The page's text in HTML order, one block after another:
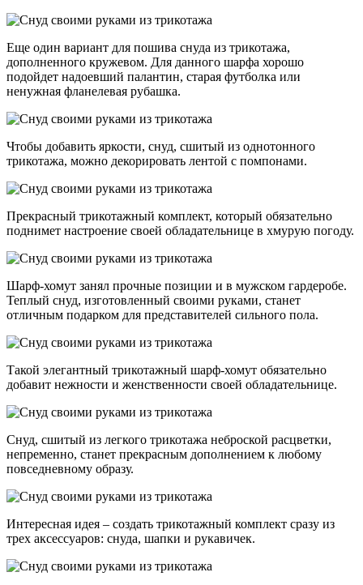
Еще один вариант для пошива снуда из трикотажа,
дополненного кружевом. Для данного шарфа хорошо
подойдет надоевший палантин, старая футболка или
ненужная фланелевая рубашка.
Чтобы добавить яркости, снуд, сшитый из однотонного
трикотажа, можно декорировать лентой с помпонами.
Прекрасный трикотажный комплект, который обязательно
поднимет настроение своей обладательнице в хмурую погоду.
Шарф-хомут занял прочные позиции и в мужском гардеробе.
Теплый снуд, изготовленный своими руками, станет
отличным подарком для представителей сильного пола.
Такой элегантный трикотажный шарф-хомут обязательно
добавит нежности и женственности своей обладательнице.
Снуд, сшитый из легкого трикотажа неброской расцветки,
непременно, станет прекрасным дополнением к любому
повседневному образу.
Интересная идея – создать трикотажный комплект сразу из
трех аксессуаров: снуда, шапки и рукавичек.